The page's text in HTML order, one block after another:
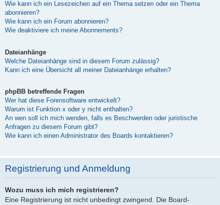
Wie kann ich ein Lesezeichen auf ein Thema setzen oder ein Thema
abonnieren?
Wie kann ich ein Forum abonnieren?
Wie deaktiviere ich meine Abonnements?
Dateianhänge
Welche Dateianhänge sind in diesem Forum zulässig?
Kann ich eine Übersicht all meiner Dateianhänge erhalten?
phpBB betreffende Fragen
Wer hat diese Forensoftware entwickelt?
Warum ist Funktion x oder y nicht enthalten?
An wen soll ich mich wenden, falls es Beschwerden oder juristische
Anfragen zu diesem Forum gibt?
Wie kann ich einen Administrator des Boards kontaktieren?
Registrierung und Anmeldung
Wozu muss ich mich registrieren?
Eine Registrierung ist nicht unbedingt zwingend. Die Board-